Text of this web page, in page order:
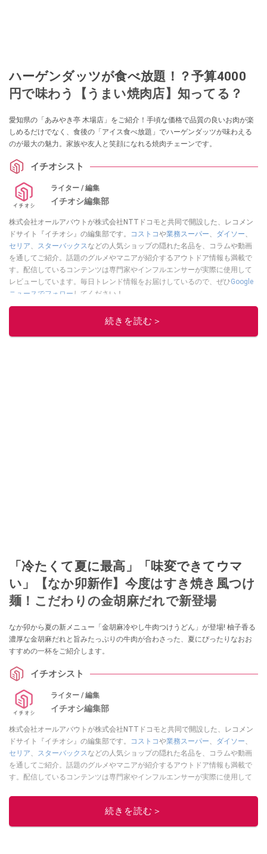
ハーゲンダッツが食べ放題！？予算4000
円で味わう【うまい焼肉店】知ってる？
愛知県の「あみやき亭 木場店」をご紹介！手頃な価格で品質の良いお肉が楽
しめるだけでなく、食後の「アイス食べ放題」でハーゲンダッツが味わえる
のが最大の魅力。家族や友人と笑顔になれる焼肉チェーンです。
イチオシスト
ライター / 編集
イチオシ編集部
株式会社オールアバウトが株式会社NTTドコモと共同で開設した、レコメン
ドサイト『イチオシ』の編集部です。
コストコや業務スーパー、 ダイソー、
セリア、 スターバックスなどの人気ショップの隠れた名品を、コラムや動画
を通してご紹介。話題のグルメやマニアが紹介するアウトドア情報も満載で
す。配信しているコンテンツは専門家やインフルエンサーが実際に使用して
レビューしています。毎日トレンド情報をお届けしているので、ぜひGoogle
ニュースでフォロー してください！
続きを読む＞
「冷たくて夏に最高」「味変できてウマ
い」【なか卯新作】今度はすき焼き風つけ
麺！こだわりの金胡麻だれで新登場
なか卯から夏の新メニュー「金胡麻冷やし牛肉つけうどん」が登場! 柚子香る
濃厚な金胡麻だれと旨みたっぷりの牛肉が合わさった、夏にぴったりなおお
すすめの一杯をご紹介します。
イチオシスト
ライター / 編集
イチオシ編集部
株式会社オールアバウトが株式会社NTTドコモと共同で開設した、レコメン
ドサイト『イチオシ』の編集部です。
コストコや業務スーパー、 ダイソー、
セリア、 スターバックスなどの人気ショップの隠れた名品を、コラムや動画
を通してご紹介。話題のグルメやマニアが紹介するアウトドア情報も満載で
す。配信しているコンテンツは専門家やインフルエンサーが実際に使用して
ニュースでフォロー
続きを読む＞